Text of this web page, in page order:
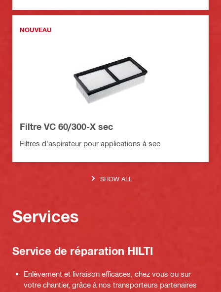
NOUVEAU
Filtre VC 60/300-X sec
Filtres d'aspirateur pour applications à sec
SHOW ALL
Services
Service de réparation HILTI
Enlèvement et livraison efficaces, chez vous ou sur
votre chantier, grâce à nos transporteurs partenaires